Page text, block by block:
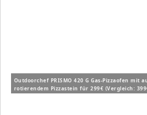
Outdoorchef PRISMO 420 G Gas-Pizzaofen mit
rotierendem Pizzastein für 299€ (Vergleich: